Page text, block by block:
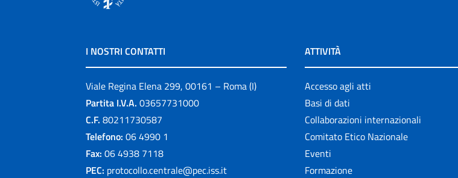
I NOSTRI CONTATTI
Viale Regina Elena 299, 00161 – Roma (I)
Partita I.V.A. 03657731000
C.F. 80211730587
Telefono: 06 4990 1
Fax: 06 4938 7118
PEC: protocollo.centrale@pec.iss.it
ATTIVITÀ
Accesso agli atti
Basi di dati
Collaborazioni internazionali
Comitato Etico Nazionale
Eventi
Formazione